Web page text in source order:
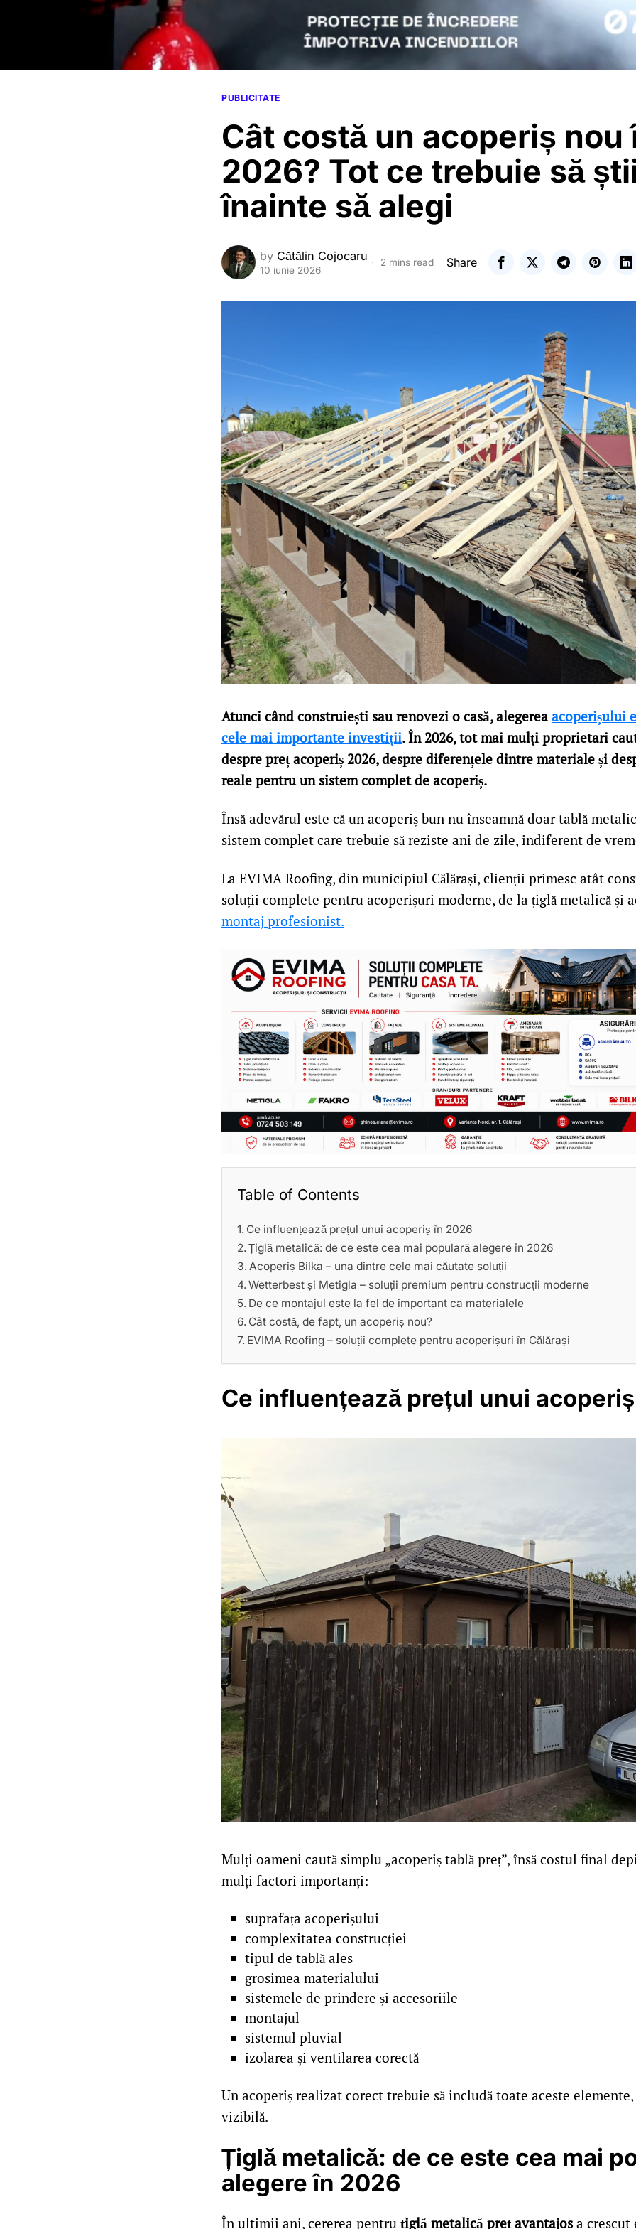
PUBLICITATE
Cât costă un acoperiș nou
2026? Tot ce trebuie să
înainte să alegi
by Cătălin Cojocaru
10 iunie 2026
2 mins read Share
Atunci când construiești sau renovezi o casă, alegerea acoperișului
cele mai importante investiții. În 2026, tot mai mulți proprietari
despre preț acoperiș 2026, despre diferențele dintre materiale și
reale pentru un sistem complet de acoperiș.
Însă adevărul este că un acoperiș bun nu înseamnă doar tablă
sistem complet care trebuie să reziste ani de zile, indiferent de
La EVIMA Roofing, din municipiul Călărași, clienții primesc atât
soluții complete pentru acoperișuri moderne, de la țiglă metalică și
montaj profesionist.
Table of Contents
Ce influențează prețul unui acoperiș în 2026
Țiglă metalică: de ce este cea mai populară alegere în 2026
Acoperiș Bilka – una dintre cele mai căutate soluții
Wetterbest și Metigla – soluții premium pentru construcții moderne
De ce montajul este la fel de important ca materialele
Cât costă, de fapt, un acoperiș nou?
EVIMA Roofing – soluții complete pentru acoperișuri în Călărași
Ce influențează prețul unui
Mulți oameni caută simplu „acoperiș tablă preț”, însă costul final
mulți factori importanți:
suprafața acoperișului
complexitatea construcției
tipul de tablă ales
grosimea materialului
sistemele de prindere și accesoriile
montajul
sistemul pluvial
izolarea și ventilarea corectă
Un acoperiș realizat corect trebuie să includă toate aceste
vizibilă.
Țiglă metalică: de ce este cea mai
alegere în 2026
În ultimii ani, cererea pentru țiglă metalică preț avantajos a